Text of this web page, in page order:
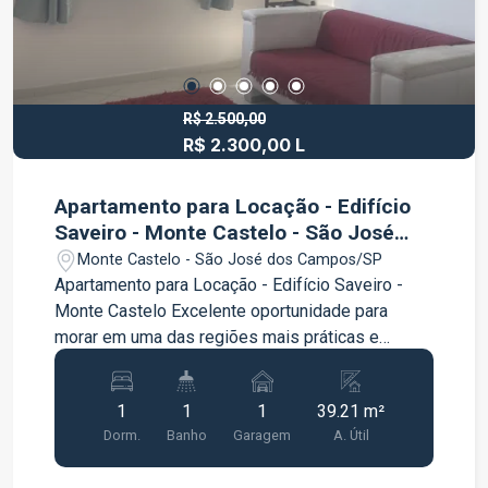
excelente oportunidade em Caraguatatuba!
R$ 2.500,00
R$ 2.300,00 L
Apartamento para Locação - Edifício
Saveiro - Monte Castelo - São José
dos Campos/SP
Monte Castelo - São José dos Campos/SP
Apartamento para Locação - Edifício Saveiro -
Monte Castelo Excelente oportunidade para
morar em uma das regiões mais práticas e
valorizadas de São José dos Campos Detalhes
do apartamento 11º andar 39,21 m² de área
morar, totalmente mobiliado e em uma
localização estratégica, esta é a oportunidade
1
Dorm.
1
Banho
1
Garagem
39.21 m²
A. Útil